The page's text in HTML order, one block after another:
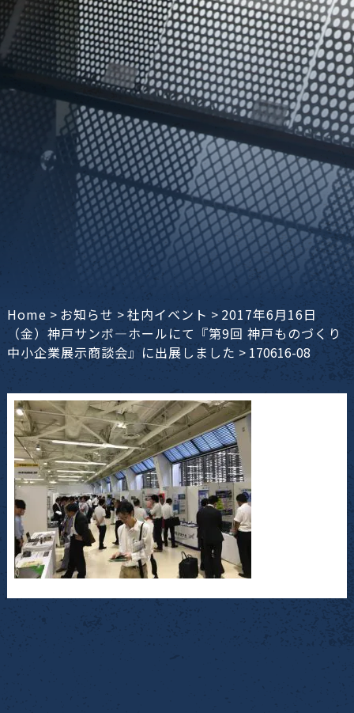
Home > お知らせ >社内イベント > 2017年6月16日
（金）神戸サンボ―ホールにて『第9回 神戸ものづくり
中小企業展示商談会』に出展しました > 170616-08